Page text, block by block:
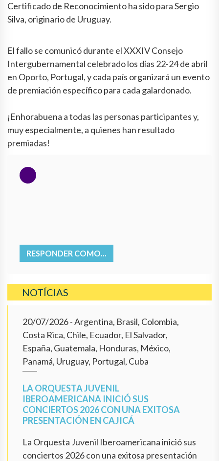
Certificado de Reconocimiento ha sido para Sergio
Silva, originario de Uruguay.
El fallo se comunicó durante el XXXIV Consejo
Intergubernamental celebrado los días 22-24 de abril
en Oporto, Portugal, y cada país organizará un evento
de premiación específico para cada galardonado.
¡Enhorabuena a todas las personas participantes y,
muy especialmente, a quienes han resultado
premiadas!
RESPONDER COMO...
NOTÍCIAS
20/07/2026- Argentina, Brasil, Colombia,
Costa Rica, Chile, Ecuador, El Salvador,
España, Guatemala, Honduras, México,
Panamá, Uruguay, Portugal, Cuba
LA ORQUESTA JUVENIL
IBEROAMERICANA INICIÓ SUS
CONCIERTOS 2026 CON UNA EXITOSA
PRESENTACIÓN EN CAJICÁ
La Orquesta Juvenil Iberoamericana inició sus
conciertos 2026 con una exitosa presentación